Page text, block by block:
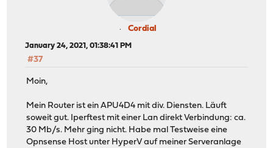
Cordial
January 24, 2021, 01:38:41 PM
#37
Moin,
Mein Router ist ein APU4D4 mit div. Diensten. Läuft
soweit gut. Iperftest mit einer Lan direkt Verbindung: ca.
30 Mb/s. Mehr ging nicht. Habe mal Testweise eine
Opnsense Host unter HyperV auf meiner Serveranlage